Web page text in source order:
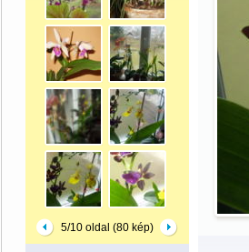
5/10 oldal (80 kép)